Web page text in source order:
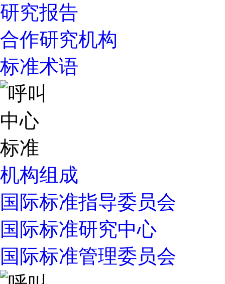
研究报告
合作研究机构
标准术语
机构组成
国际标准指导委员会
国际标准研究中心
国际标准管理委员会